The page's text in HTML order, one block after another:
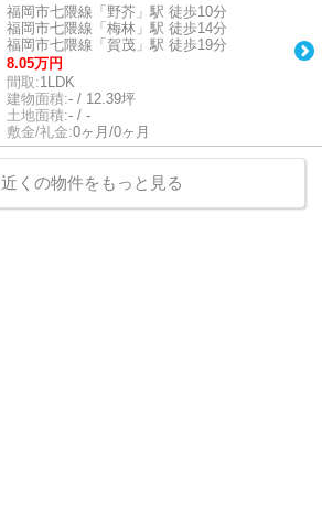
福岡市七隈線「野芥」駅 徒歩10分
福岡市七隈線「梅林」駅 徒歩14分
福岡市七隈線「賀茂」駅 徒歩19分
8.05万円
間取:1LDK
建物面積:- / 12.39坪
土地面積:- / -
敷金/礼金:0ヶ月/0ヶ月
近くの物件をもっと見る